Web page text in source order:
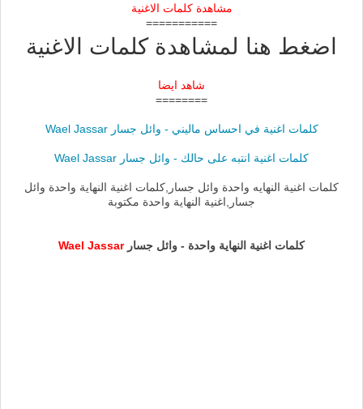
مشاهدة كلمات الاغنية
===========
اضغط هنا لمشاهدة كلمات الاغنية
شاهد ايضا
========
كلمات اغنية في احساس ماليني - وائل جسار Wael Jassar
كلمات اغنية انتبه على حالك - وائل جسار Wael Jassar
كلمات اغنية النهايه واحدة وائل جسار,كلمات اغنية النهاية واحدة وائل
جسار,اغنية النهاية واحدة مكتوبة
كلمات اغنية النهاية واحدة - وائل جسار Wael Jassar